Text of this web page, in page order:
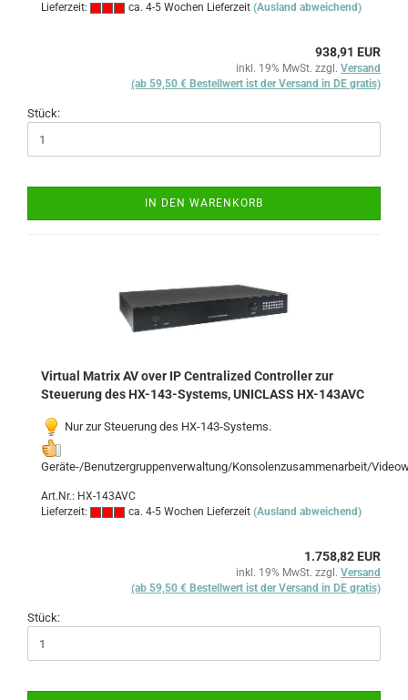
Lieferzeit:
ca. 4-5 Wochen Lieferzeit (Ausland abweichend)
938,91 EUR
inkl. 19% MwSt. zzgl. Versand
(ab 59,50 € Bestellwert ist der Versand in DE gratis)
Stück:
IN DEN WARENKORB
Virtual Matrix AV over IP Centralized Controller zur
Steuerung des HX-143-Systems, UNICLASS HX-143AVC
Nur zur Steuerung des HX-143-Systems.
Geräte-/Benutzergruppenverwaltung/Konsolenzusammenarbeit/
Art.Nr.: HX-143AVC
Lieferzeit:
ca. 4-5 Wochen Lieferzeit (Ausland abweichend)
1.758,82 EUR
inkl. 19% MwSt. zzgl. Versand
(ab 59,50 € Bestellwert ist der Versand in DE gratis)
Stück: